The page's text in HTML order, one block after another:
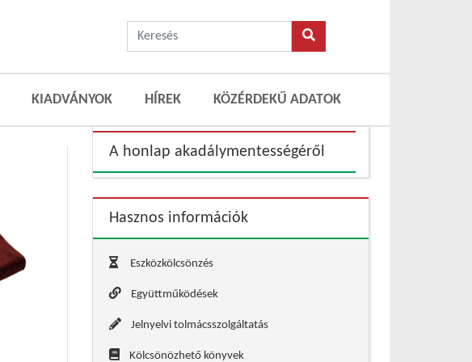
KIADVÁNYOK HÍREK KÖZÉRDEKŰ ADATOK
A honlap akadálymentességéről
Hasznos információk
Eszközkölcsönzés
Együttműködések
Jelnyelvi tolmácsszolgáltatás
Kölcsönözhető könyvek